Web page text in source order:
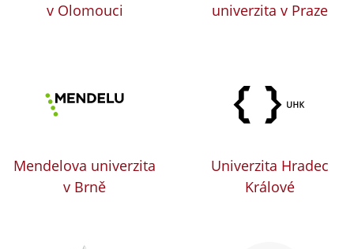
v Olomouci
univerzita v Praze
Mendelova univerzita
v Brně
Univerzita Hradec
Králové